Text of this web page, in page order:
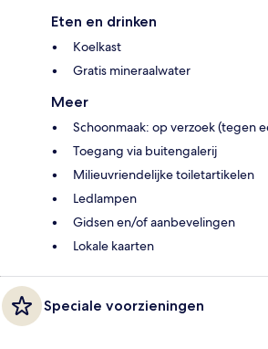
Eten en drinken
Koelkast
Gratis mineraalwater
Meer
Schoonmaak: op verzoek (tegen
Toegang via buitengalerij
Milieuvriendelijke toiletartikelen
Ledlampen
Gidsen en/of aanbevelingen
Lokale kaarten
Speciale voorzieningen